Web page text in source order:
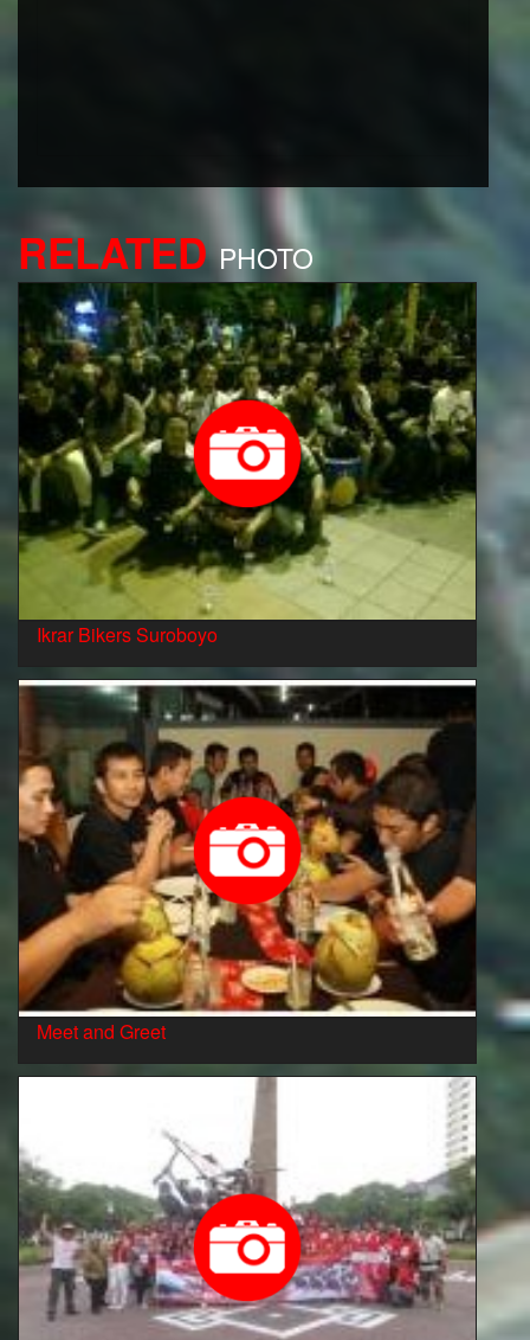
RELATED PHOTO
Ikrar Bikers Suroboyo
Meet and Greet